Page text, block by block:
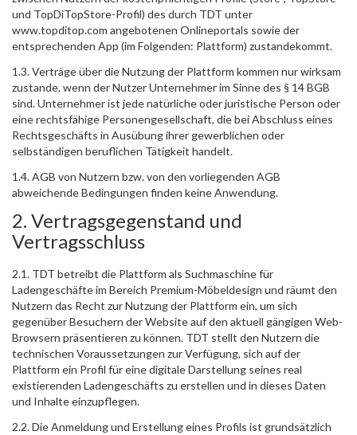
und TopDiTopStore-Profil) des durch TDT unter
www.topditop.com angebotenen Onlineportals sowie der
entsprechenden App (im Folgenden: Plattform) zustandekommt.
1.3. Verträge über die Nutzung der Plattform kommen nur wirksam
zustande, wenn der Nutzer Unternehmer im Sinne des § 14 BGB
sind. Unternehmer ist jede natürliche oder juristische Person oder
eine rechtsfähige Personengesellschaft, die bei Abschluss eines
Rechtsgeschäfts in Ausübung ihrer gewerblichen oder
selbständigen beruflichen Tätigkeit handelt.
1.4. AGB von Nutzern bzw. von den vorliegenden AGB
abweichende Bedingungen finden keine Anwendung.
2. Vertragsgegenstand und
Vertragsschluss
2.1. TDT betreibt die Plattform als Suchmaschine für
Ladengeschäfte im Bereich Premium-Möbeldesign und räumt den
Nutzern das Recht zur Nutzung der Plattform ein, um sich
gegenüber Besuchern der Website auf den aktuell gängigen Web-
Browsern präsentieren zu können. TDT stellt den Nutzern die
technischen Voraussetzungen zur Verfügung, sich auf der
Plattform ein Profil für eine digitale Darstellung seines real
existierenden Ladengeschäfts zu erstellen und in dieses Daten
und Inhalte einzupflegen.
2.2. Die Anmeldung und Erstellung eines Profils ist grundsätzlich